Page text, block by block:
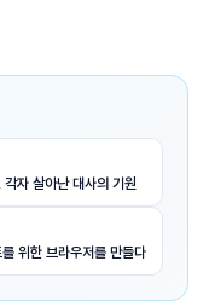
자 살아난 대사의 기원
위한 브라우저를 만들다